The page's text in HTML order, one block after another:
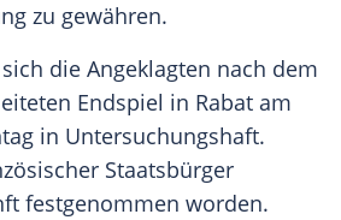
zu gewähren.
die Angeklagten nach dem
Endspiel in Rabat am
in Untersuchungshaft.
Staatsbürger
festgenommen worden.